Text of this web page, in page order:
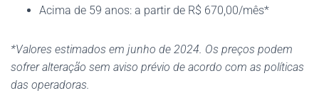
Acima de 59 anos: a partir de R$ 670,00/mês*
*Valores estimados em junho de 2024. Os preços podem
sofrer alteração sem aviso prévio de acordo com as políticas
das operadoras.